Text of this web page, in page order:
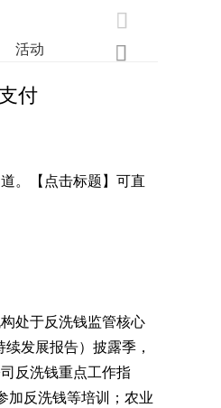

活动 
付
。【点击标题】可直
处于反洗钱监管核心
发展报告）披露季，
反洗钱重点工作指
加反洗钱等培训；农业